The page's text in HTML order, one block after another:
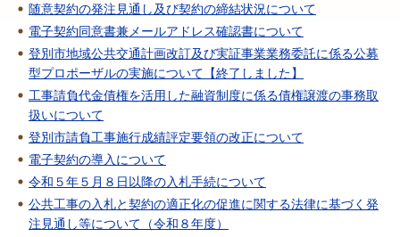
随意契約の発注見通し及び契約の締結状況について
電子契約同意書兼メールアドレス確認書について
登別市地域公共交通計画改訂及び実証事業業務委託に係る公募
型プロポーザルの実施について【終了しました】
工事請負代金債権を活用した融資制度に係る債権譲渡の事務取
扱いについて
登別市請負工事施行成績評定要領の改正について
電子契約の導入について
令和５年５月８日以降の入札手続について
公共工事の入札と契約の適正化の促進に関する法律に基づく発
注見通し等について（令和８年度）